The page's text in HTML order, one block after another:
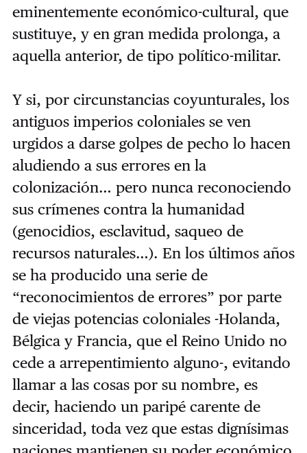
eminentemente económico-cultural, que
sustituye, y en gran medida prolonga, a
aquella anterior, de tipo político-militar.
Y si, por circunstancias coyunturales, los
antiguos imperios coloniales se ven
urgidos a darse golpes de pecho lo hacen
aludiendo a sus errores en la
colonización… pero nunca reconociendo
sus crímenes contra la humanidad
(genocidios, esclavitud, saqueo de
recursos naturales…). En los últimos años
se ha producido una serie de
“reconocimientos de errores” por parte
de viejas potencias coloniales -Holanda,
Bélgica y Francia, que el Reino Unido no
cede a arrepentimiento alguno-, evitando
llamar a las cosas por su nombre, es
decir, haciendo un paripé carente de
sinceridad, toda vez que estas dignísimas